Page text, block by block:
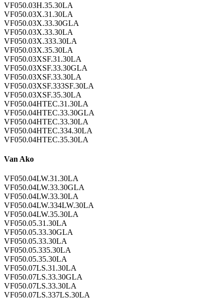
VF050.03H.35.30LA
VF050.03X.31.30LA
VF050.03X.33.30GLA
VF050.03X.33.30LA
VF050.03X.333.30LA
VF050.03X.35.30LA
VF050.03XSF.31.30LA
VF050.03XSF.33.30GLA
VF050.03XSF.33.30LA
VF050.03XSF.333SF.30LA
VF050.03XSF.35.30LA
VF050.04HTEC.31.30LA
VF050.04HTEC.33.30GLA
VF050.04HTEC.33.30LA
VF050.04HTEC.334.30LA
VF050.04HTEC.35.30LA
Van Ako
VF050.04LW.31.30LA
VF050.04LW.33.30GLA
VF050.04LW.33.30LA
VF050.04LW.334LW.30LA
VF050.04LW.35.30LA
VF050.05.31.30LA
VF050.05.33.30GLA
VF050.05.33.30LA
VF050.05.335.30LA
VF050.05.35.30LA
VF050.07LS.31.30LA
VF050.07LS.33.30GLA
VF050.07LS.33.30LA
VF050.07LS.337LS.30LA